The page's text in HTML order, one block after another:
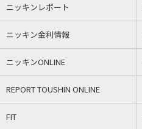
ニッキンレポート
ニッキン金利情報
ニッキンONLINE
REPORT TOUSHIN ONLINE
FIT